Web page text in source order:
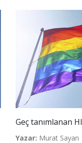
Geç tanımlanan
Yazar: Murat Sayan